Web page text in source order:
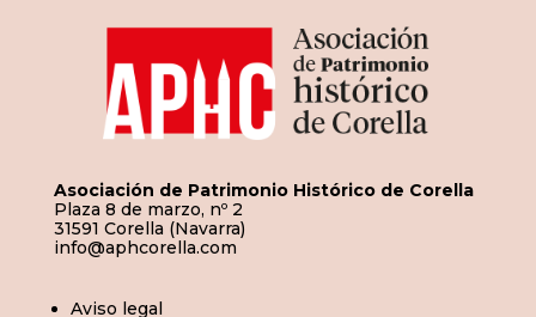
Asociación de Patrimonio Histórico de Corella
Plaza 8 de marzo, nº 2
31591 Corella (Navarra)
info@aphcorella.com
Aviso legal